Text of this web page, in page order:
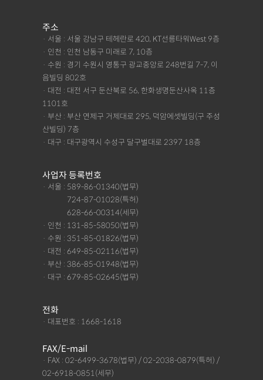
주소
· 서울 : 서울 강남구 테헤란로 420, KT선릉타워West 9층
· 인천 : 인천 남동구 미래로 7, 10층
· 수원 : 경기 수원시 영통구 광교중앙로 248번길 7-7, 이
음빌딩 802호
· 대전 : 대전 서구 둔산북로 56, 한화생명둔산사옥 11층
1101호
· 부산 : 부산 연제구 거제대로 295, 덕암에셋빌딩(구 주성
산빌딩) 7층
· 대구 : 대구광역시 수성구 달구벌대로 2397 18층
사업자 등록번호
· 서울 : 589-86-01340(법무)
724-87-01028(특허)
628-66-00314(세무)
· 인천 : 131-85-58050(법무)
· 수원 : 351-85-01826(법무)
· 대전 : 649-85-02116(법무)
· 부산 : 386-85-01948(법무)
· 대구 : 679-85-02645(법무)
전화
· 대표번호 : 1668-1618
FAX/E-mail
· FAX : 02-6499-3678(법무) / 02-2038-0879(특허) /
02-6918-0851(세무)